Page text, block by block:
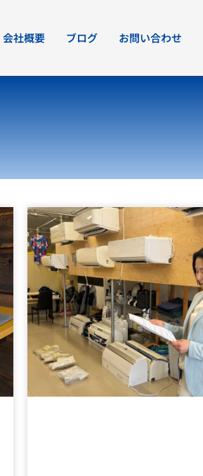
会社概要 ブログ お問い合わせ